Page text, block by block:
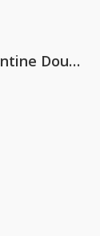
Calvin Harris & Clementine Douglas